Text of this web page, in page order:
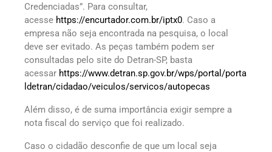
Credenciadas”. Para consultar,
acesse https://encurtador.com.br/iptx0. Caso a
empresa não seja encontrada na pesquisa, o local
deve ser evitado. As peças também podem ser
consultadas pelo site do Detran-SP, basta
acessar https://www.detran.sp.gov.br/wps/portal/porta
ldetran/cidadao/veiculos/servicos/autopecas
Além disso, é de suma importância exigir sempre a
nota fiscal do serviço que foi realizado.
Caso o cidadão desconfie de que um local seja